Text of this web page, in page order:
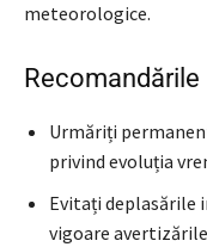
meteorologice.
Recomandările
Urmăriți
privind evoluția
Evitați deplasările
vigoare